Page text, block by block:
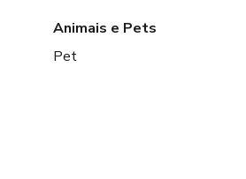
Animais e Pets
Pet